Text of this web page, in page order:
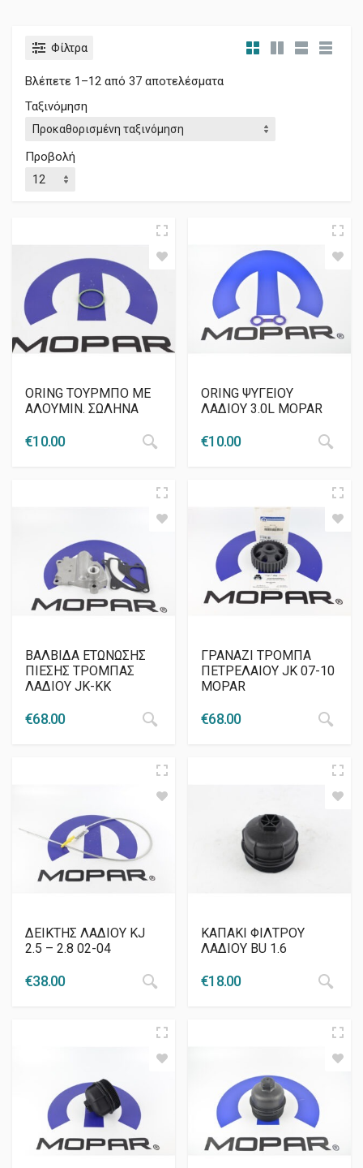
Φίλτρα
Βλέπετε 1–12 από 37 αποτελέσματα
Ταξινόμηση
Προβολή
ORING ΤΟΥΡΜΠΟ ΜΕ
ΑΛΟΥΜΙΝ. ΣΩΛΗΝΑ
€10.00
ORING ΨΥΓΕΙΟΥ
ΛΑΔΙΟΥ 3.0L MOPAR
€10.00
ΒΑΛΒΙΔΑ ΕΤΩΝΩΣΗΣ
ΠΙΕΣΗΣ ΤΡΟΜΠΑΣ
ΛΑΔΙΟΥ JK-KK
€68.00
ΓΡΑΝΑΖΙ ΤΡΟΜΠΑ
ΠΕΤΡΕΛΑΙΟΥ JK 07-10
MOPAR
€68.00
ΔΕΙΚΤΗΣ ΛΑΔΙΟΥ KJ
2.5 – 2.8 02-04
€38.00
ΚΑΠΑΚΙ ΦΙΛΤΡΟΥ
ΛΑΔΙΟΥ BU 1.6
€18.00